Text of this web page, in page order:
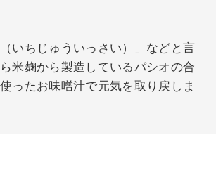
いちじゅういっさい）」などと言
米麹から製造しているパシオの合
ったお味噌汁で元気を取り戻しま